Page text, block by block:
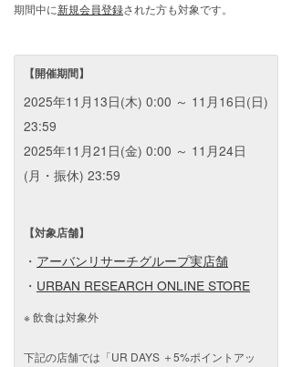
期間中に新規会員登録された方も対象です。
【開催期間】
2025年11月13日(木) 0:00 ～ 11月16日(日)
23:59
2025年11月21日(金) 0:00 ～ 11月24日
(月・振休) 23:59
【対象店舗】
・ アーバンリサーチグループ実店舗
・ URBAN RESEARCH ONLINE STORE
飲食は対象外
下記の店舗では「UR DAYS ＋5%ポイントアッ